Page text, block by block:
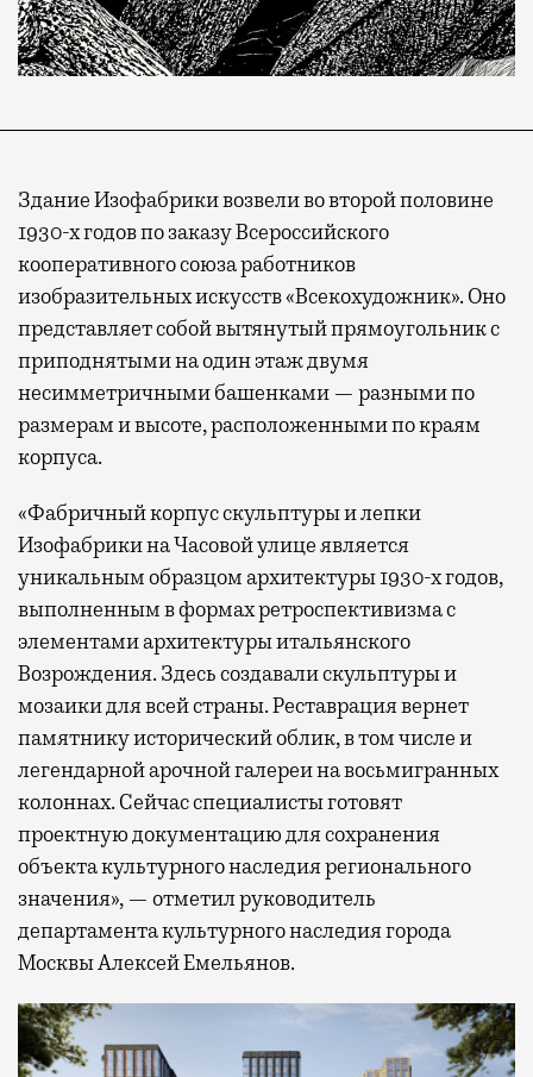
Здание Изофабрики возвели во второй половине
1930-х годов по заказу Всероссийского
кооперативного союза работников
изобразительных искусств «Всекохудожник». Оно
представляет собой вытянутый прямоугольник с
приподнятыми на один этаж двумя
несимметричными башенками — разными по
размерам и высоте, расположенными по краям
корпуса.
«Фабричный корпус скульптуры и лепки
Изофабрики на Часовой улице является
уникальным образцом архитектуры 1930-х годов,
выполненным в формах ретроспективизма с
элементами архитектуры итальянского
Возрождения. Здесь создавали скульптуры и
мозаики для всей страны. Реставрация вернет
памятнику исторический облик, в том числе и
легендарной арочной галереи на восьмигранных
колоннах. Сейчас специалисты готовят
проектную документацию для сохранения
объекта культурного наследия регионального
значения», — отметил руководитель
департамента культурного наследия города
Москвы Алексей Емельянов.